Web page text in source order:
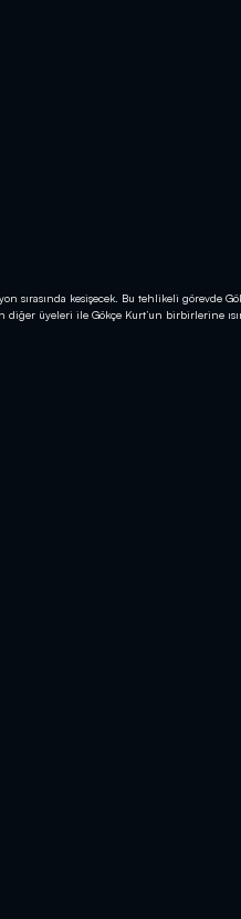
sırasında kesişecek. Bu tehlikeli görevde
diğer üyeleri ile Gökçe Kurt’un birbirlerine